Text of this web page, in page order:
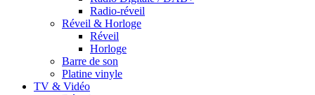
Radio-réveil
Réveil & Horloge
Réveil
Horloge
Barre de son
Platine vinyle
TV & Vidéo